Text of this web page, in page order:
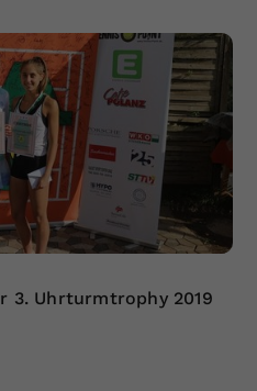
3. Uhrturmtrophy 2019